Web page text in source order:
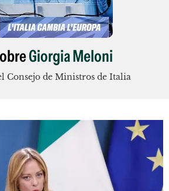
Giorgia Meloni
Consejo de Ministros de Italia